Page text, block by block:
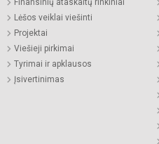
Finansinių ataskaitų rinkiniai
Lėšos veiklai viešinti
Projektai
Viešieji pirkimai
Tyrimai ir apklausos
Įsivertinimas